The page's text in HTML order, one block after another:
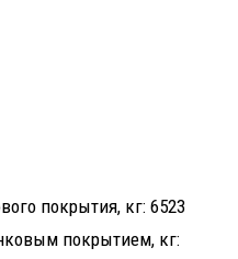
покрытия, кг: 6523
покрытием, кг: